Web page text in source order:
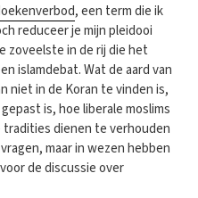
, een term die ik
reduceer je mijn pleidooi
zoveelste in de rij die het
islamdebat. Wat de aard van
niet in de Koran te vinden is,
is, hoe liberale moslims
tradities dienen te verhouden
maar in wezen hebben
de discussie over